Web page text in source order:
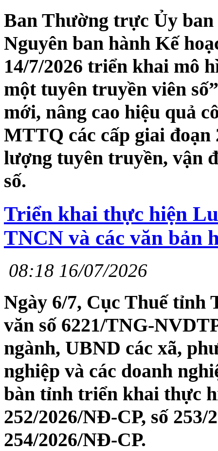
Ban Thường trực Ủy
Nguyên ban hành Kế
14/7/2026 triển khai mô
một tuyên truyền viên
mới, nâng cao hiệu quả
MTTQ các cấp giai đoạn
lượng tuyên truyền, vận
số.
Triển khai thực hiện
TNCN và các văn bản
08:18 16/07/2026
Ngày 6/7, Cục Thuế tỉnh
văn số 6221/TNG-
ngành, UBND các xã,
nghiệp và các doanh
bàn tỉnh triển khai thực
252/2026/NĐ-CP, số 253/
254/2026/NĐ-CP.